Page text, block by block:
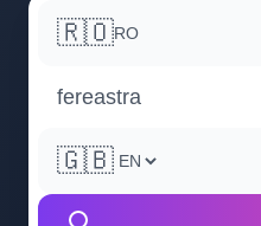
🇷🇴RO
🇬🇧